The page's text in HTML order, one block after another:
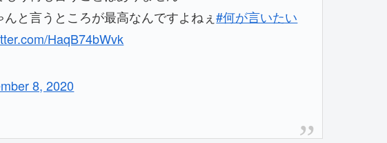
と言うところが最高なんですよねぇ#何が言いたい
HaqB74bWvk
8, 2020